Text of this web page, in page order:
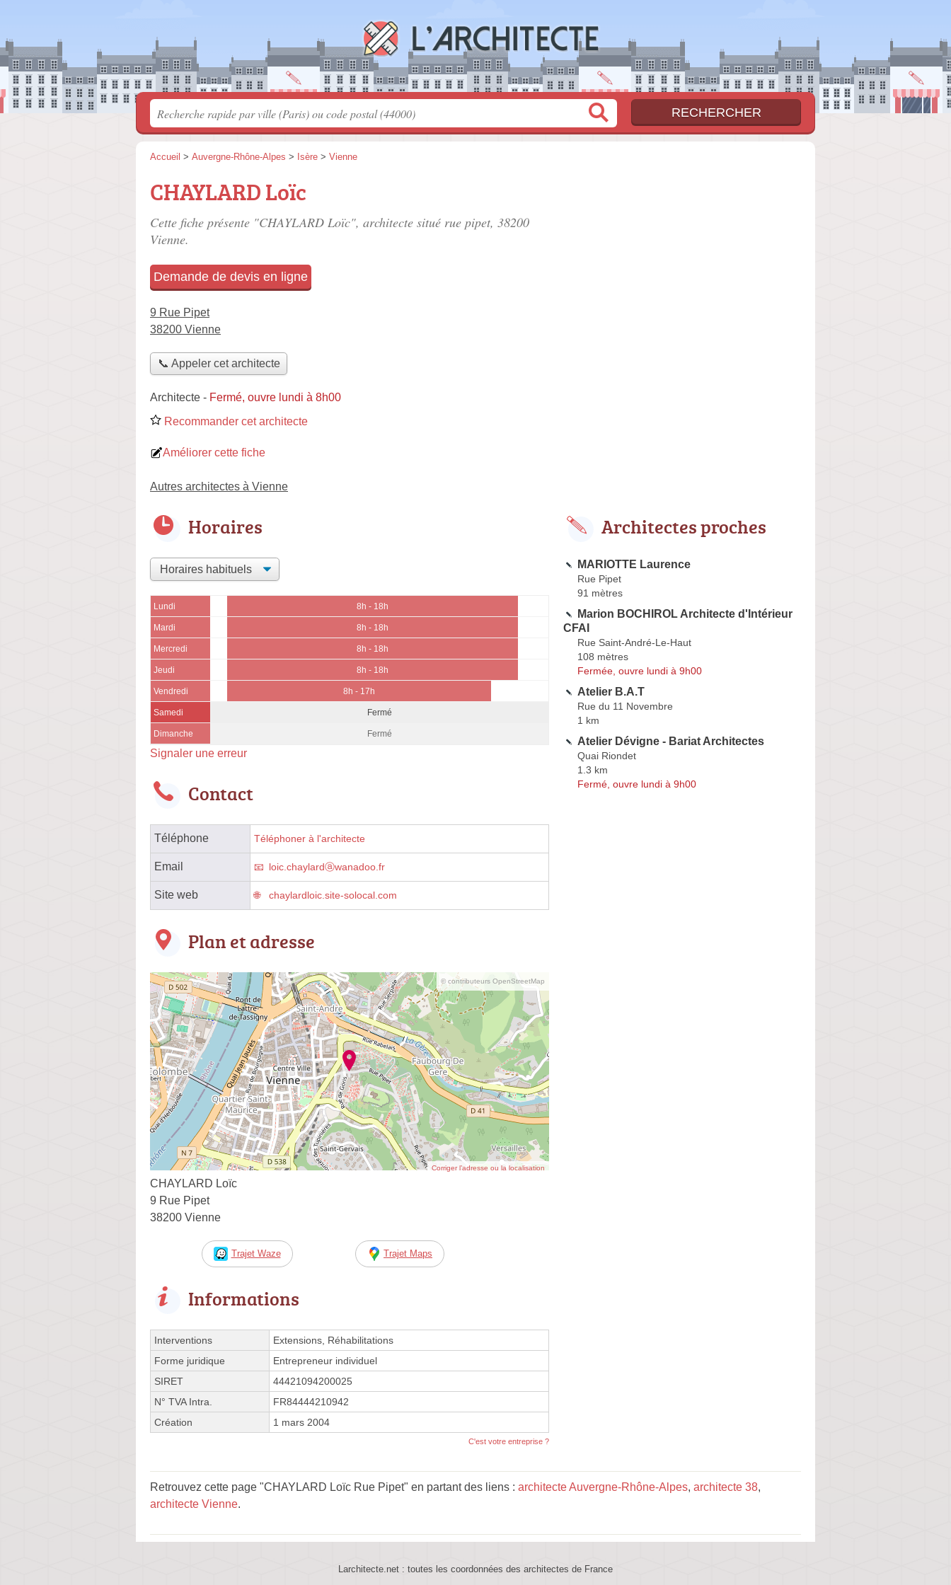
Accueil > Auvergne-Rhône-Alpes > Isère > Vienne
CHAYLARD Loïc
Cette fiche présente "CHAYLARD Loïc", architecte situé rue pipet, 38200
Vienne.
Demande de devis en ligne
9 Rue Pipet
38200 Vienne
📞 Appeler cet architecte
Architecte - Fermé, ouvre lundi à 8h00
Recommander cet architecte
Améliorer cette fiche
Autres architectes à Vienne
Horaires
Lundi 8h - 18h
Mardi 8h - 18h
Mercredi 8h - 18h
Jeudi 8h - 18h
Vendredi 8h - 17h
Samedi Fermé
Dimanche Fermé
Signaler une erreur
Contact
Téléphone Téléphoner à l'architecte
Email loic.chaylardⓐwanadoo.fr
Site web chaylardloic.site-solocal.com
Plan et adresse
© contributeurs OpenStreetMap
Corriger l’adresse ou la localisation
CHAYLARD Loïc
9 Rue Pipet
38200 Vienne
Trajet Waze Trajet Maps
Informations
Interventions
Extensions, Réhabilitations
Forme juridique
Entrepreneur individuel
SIRET
44421094200025
N° TVA Intra.
FR84444210942
Création
1 mars 2004
C'est votre entreprise ?
Architectes proches
MARIOTTE Laurence
Rue Pipet
91 mètres
Marion BOCHIROL Architecte d'Intérieur
CFAI
Rue Saint-André-Le-Haut
108 mètres
Fermée, ouvre lundi à 9h00
Atelier B.A.T
Rue du 11 Novembre
1 km
Atelier Dévigne - Bariat Architectes
Quai Riondet
1.3 km
Fermé, ouvre lundi à 9h00
Retrouvez cette page "CHAYLARD Loïc Rue Pipet" en partant des liens : architecte Auvergne-Rhône-Alpes, architecte 38,
architecte Vienne.
Larchitecte.net : toutes les coordonnées des architectes de France